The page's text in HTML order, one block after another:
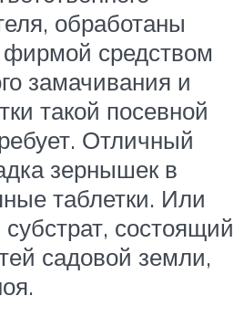
обработаны
средством
замачивания и
такой посевной
Отличный
зернышек в
таблетки. Или
состоящий
садовой земли,